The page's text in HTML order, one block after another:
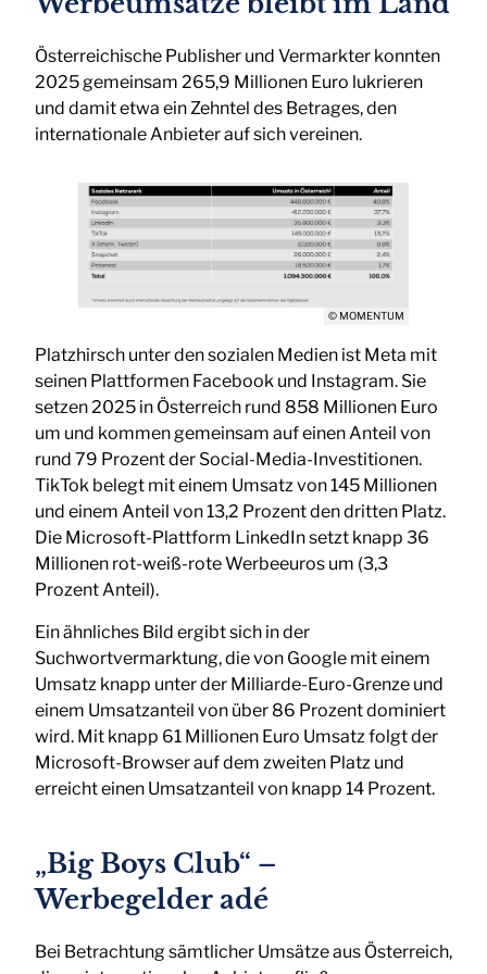
Österreichische Publisher und Vermarkter konnten
2025 gemeinsam 265,9 Millionen Euro lukrieren
und damit etwa ein Zehntel des Betrages, den
internationale Anbieter auf sich vereinen.
© MOMENTUM
Platzhirsch unter den sozialen Medien ist Meta mit
seinen Plattformen Facebook und Instagram. Sie
setzen 2025 in Österreich rund 858 Millionen Euro
um und kommen gemeinsam auf einen Anteil von
rund 79 Prozent der Social-Media-Investitionen.
TikTok belegt mit einem Umsatz von 145 Millionen
und einem Anteil von 13,2 Prozent den dritten Platz.
Die Microsoft-Plattform LinkedIn setzt knapp 36
Millionen rot-weiß-rote Werbeeuros um (3,3
Prozent Anteil).
Ein ähnliches Bild ergibt sich in der
Suchwortvermarktung, die von Google mit einem
Umsatz knapp unter der Milliarde-Euro-Grenze und
einem Umsatzanteil von über 86 Prozent dominiert
wird. Mit knapp 61 Millionen Euro Umsatz folgt der
Microsoft-Browser auf dem zweiten Platz und
erreicht einen Umsatzanteil von knapp 14 Prozent.
„Big Boys Club“ –
Werbegelder adé
Bei Betrachtung sämtlicher Umsätze aus Österreich,